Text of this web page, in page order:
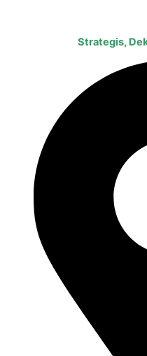
Strategis,